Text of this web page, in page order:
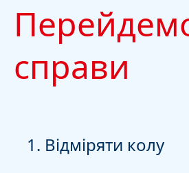
справи
1. Відміряти колу